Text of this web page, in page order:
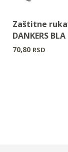
Zaštitne
DANKERS BLA
70,80 RSD